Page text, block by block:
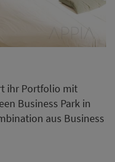
ihr Portfolio mit
Business Park in
aus Business